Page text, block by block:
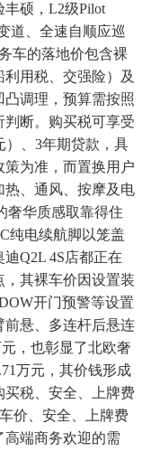
硕，L2级Pilot
道、全速自顺应巡
车的落地价包含裸
用税、交强险）及
调理，预算需按照
断。购买税可享受
）、3年期贷款，具
为准，而置换用户
热、通风、按摩及电
奢华质感取靠得住
纯电续航脚以笼盖
Q2L 4S店都正在
其裸车价因设置装
开门预警等设置
前悬、多连杆后悬连
，也彰显了北欧奢
万元，其价钱形成
买税、安全、上牌费
价、安全、上牌费
高端商务欢迎的需